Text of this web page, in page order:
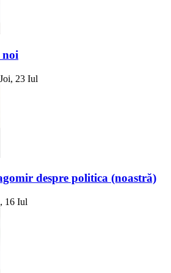
noi
Joi, 23 Iul
despre politica (noastră)
16 Iul